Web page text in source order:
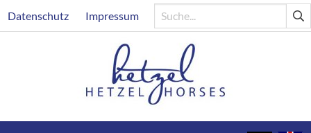
zum
Header
Datenschutz Impressum